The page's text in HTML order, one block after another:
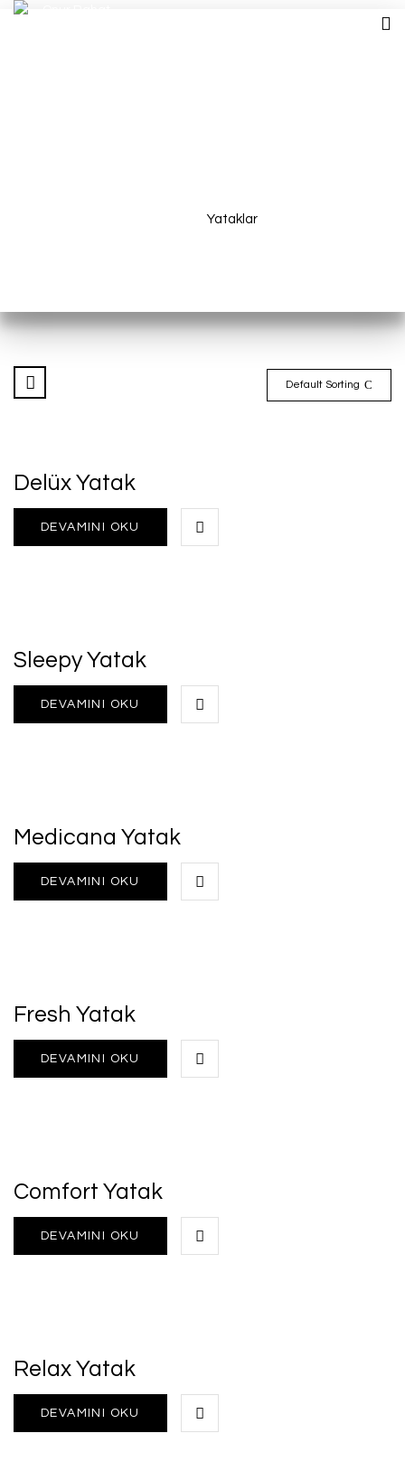
Yataklar
Default Sorting
Delüx Yatak
DEVAMINI OKU
Sleepy Yatak
DEVAMINI OKU
Medicana Yatak
DEVAMINI OKU
Fresh Yatak
DEVAMINI OKU
Comfort Yatak
DEVAMINI OKU
Relax Yatak
DEVAMINI OKU